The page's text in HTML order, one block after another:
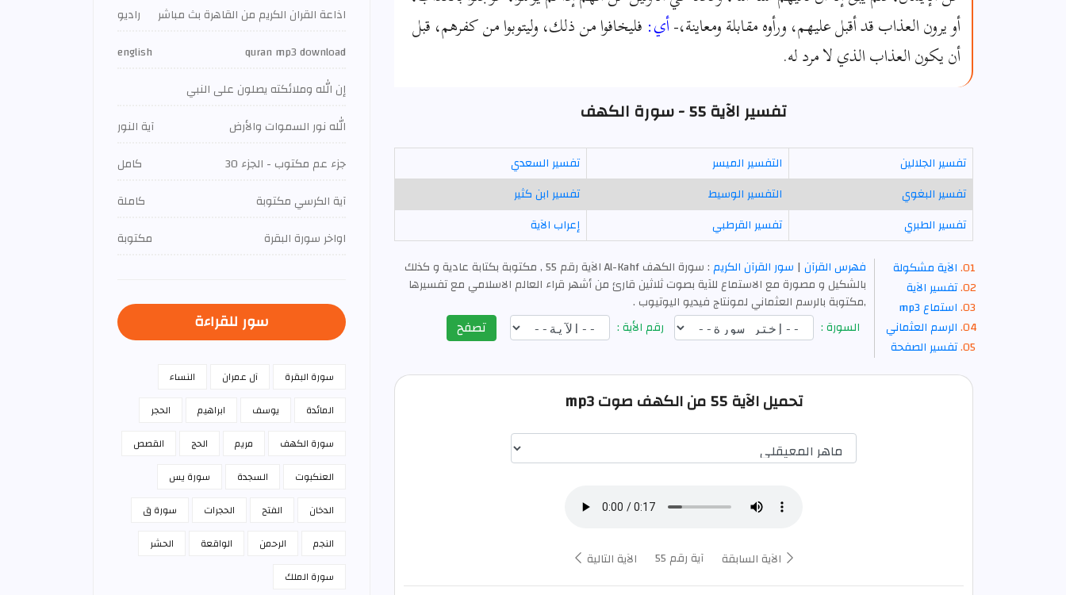
أو يرون العذاب قد أقبل عليهم، ورأوه مقابلة ومعاينة،-أي: فليخافوا من ذلك، وليتوبوا من كفرهم، قبل
أن يكون العذاب الذي لا مرد له.
تفسير الآية 55 - سورة الكهف
تفسير الجلالين التفسير الميسر
تفسير السعدي
تفسير البغوي
التفسير الوسيط
تفسير ابن كثير
تفسير الطبري
تفسير القرطبي إعراب الآية
الآية مشكولة
تفسير الآية
استماع mp3
الرسم العثماني
تفسير الصفحة
فهرس القرآن | سور القرآن الكريم
: سورة الكهف Al-Kahf الآية رقم 55 , مكتوبة بكتابة عادية و كذلك
بالشكيل و مصورة مع الاستماع للآية بصوت ثلاثين قارئ من أشهر قراء العالم الاسلامي مع تفسيرها
,مكتوبة بالرسم العثماني لمونتاج فيديو اليوتيوب .
السورة :
رقم الأية : تصفح
تحميل الآية 55 من الكهف صوت mp3
الآية السابقة آية رقم 55 الآية التالية
اذاعة القران الكريم من القاهرة بث مباشر
راديو
quran mp3 download
english
إن الله وملائكته يصلون على النبي
الله نور السموات والأرض
آية النور
جزء عم مكتوب - الجزء 30
كامل
آية الكرسي مكتوبة
كاملة
اواخر سورة البقرة
مكتوبة
سور للقراءة
سورة البقرة آل عمران
النساء
المائدة
يوسف ابراهيم
الحجر
سورة الكهف
مريم الحج
القصص
العنكبوت
السجدة
سورة يس
الدخان
الفتح الحجرات
سورة ق
النجم
الرحمن الواقعة
الحشر
سورة الملك